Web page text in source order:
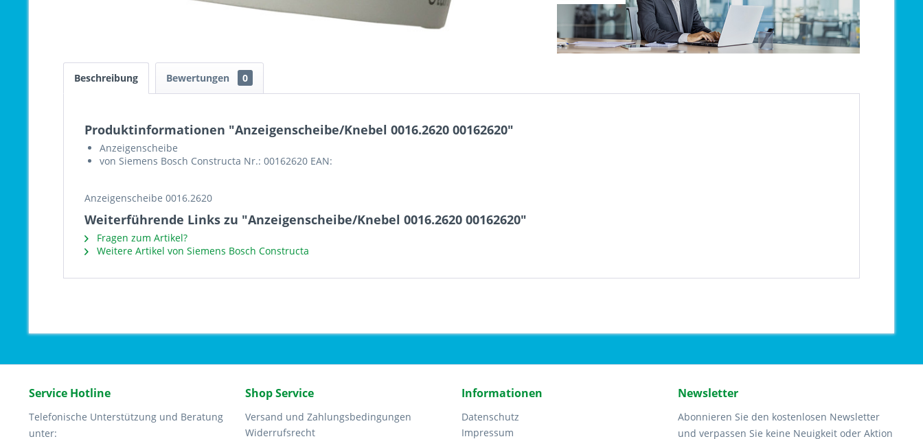
Beschreibung Bewertungen 0
Produktinformationen "Anzeigenscheibe/Knebel 0016.2620 00162620"
Anzeigenscheibe
von Siemens Bosch Constructa Nr.: 00162620 EAN:
Anzeigenscheibe 0016.2620
Weiterführende Links zu "Anzeigenscheibe/Knebel 0016.2620 00162620"
Fragen zum Artikel?
Weitere Artikel von Siemens Bosch Constructa
Service Hotline
Telefonische Unterstützung und Beratung
unter:
Shop Service
Versand und Zahlungsbedingungen
Widerrufsrecht
Informationen
Datenschutz
Impressum
Newsletter
Abonnieren Sie den kostenlosen Newsletter
und verpassen Sie keine Neuigkeit oder Aktion